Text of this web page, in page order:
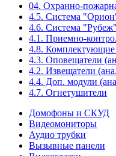
04. Охранно-
4.5. Система
4.6. Система "Рубеж"
4.1. Приемно-
4.8. Комплектующие
4.3. Оповещатели
4.2. Извещатели
4.4. Доп. модули
4.7. Огнетушители
Домофоны и СКУД
Видеомониторы
Аудио трубки
Вызывные панели